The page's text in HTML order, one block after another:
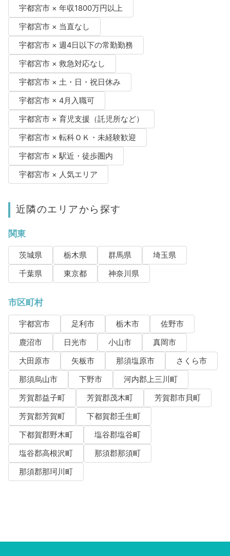
宇都宮市 × 年収1800万円以上
宇都宮市 × 当直なし
宇都宮市 × 週4日以下の常勤勤務
宇都宮市 × 救急対応なし
宇都宮市 × 土・日・祝日休み
宇都宮市 × 4月入職可
宇都宮市 × 育児支援（託児所など）
宇都宮市 × 転科ＯＫ・未経験歓迎
宇都宮市 × 駅近・徒歩圏内
宇都宮市 × 人気エリア
近隣のエリアから探す
関東
茨城県 栃木県 群馬県
埼玉県
千葉県
東京都 神奈川県
市区町村
宇都宮市 足利市 栃木市
佐野市
鹿沼市
日光市 小山市
真岡市
大田原市
矢板市 那須塩原市
さくら市
那須烏山市
下野市
河内郡上三川町
芳賀郡益子町
芳賀郡茂木町
芳賀郡市貝町
芳賀郡芳賀町
下都賀郡壬生町
下都賀郡野木町
塩谷郡塩谷町
塩谷郡高根沢町
那須郡那須町
那須郡那珂川町